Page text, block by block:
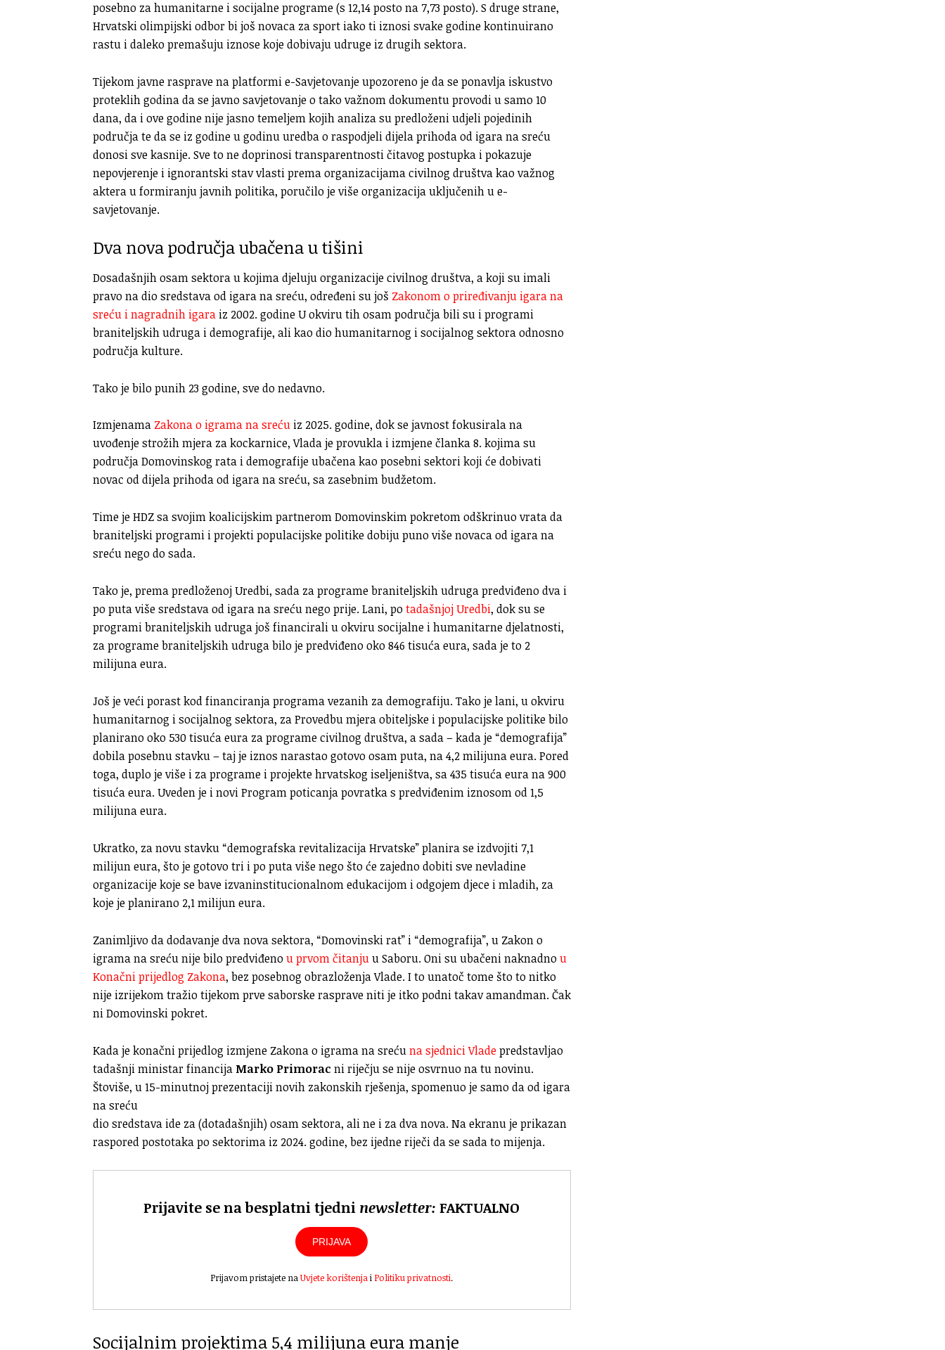
posebno za humanitarne i socijalne programe (s 12,14 posto na 7,73 posto). S druge strane,
Hrvatski olimpijski odbor bi još novaca za sport iako ti iznosi svake godine kontinuirano
rastu i daleko premašuju iznose koje dobivaju udruge iz drugih sektora.
Tijekom javne rasprave na platformi e-Savjetovanje upozoreno je da se ponavlja iskustvo
proteklih godina da se javno savjetovanje o tako važnom dokumentu provodi u samo 10
dana, da i ove godine nije jasno temeljem kojih analiza su predloženi udjeli pojedinih
područja te da se iz godine u godinu uredba o raspodjeli dijela prihoda od igara na sreću
donosi sve kasnije. Sve to ne doprinosi transparentnosti čitavog postupka i pokazuje
nepovjerenje i ignorantski stav vlasti prema organizacijama civilnog društva kao važnog
aktera u formiranju javnih politika, poručilo je više organizacija uključenih u e-
savjetovanje.
Dva nova područja ubačena u tišini
Dosadašnjih osam sektora u kojima djeluju organizacije civilnog društva, a koji su imali
pravo na dio sredstava od igara na sreću, određeni su još Zakonom o priređivanju igara na
sreću i nagradnih igara iz 2002. godine U okviru tih osam područja bili su i programi
braniteljskih udruga i demografije, ali kao dio humanitarnog i socijalnog sektora odnosno
područja kulture.
Tako je bilo punih 23 godine, sve do nedavno.
Izmjenama Zakona o igrama na sreću iz 2025. godine, dok se javnost fokusirala na
uvođenje strožih mjera za kockarnice, Vlada je provukla i izmjene članka 8. kojima su
područja Domovinskog rata i demografije ubačena kao posebni sektori koji će dobivati
novac od dijela prihoda od igara na sreću, sa zasebnim budžetom.
Time je HDZ sa svojim koalicijskim partnerom Domovinskim pokretom odškrinuo vrata da
braniteljski programi i projekti populacijske politike dobiju puno više novaca od igara na
sreću nego do sada.
Tako je, prema predloženoj Uredbi, sada za programe braniteljskih udruga predviđeno dva i
po puta više sredstava od igara na sreću nego prije. Lani, potadašnjoj Uredbi, dok su se
programi braniteljskih udruga još financirali u okviru socijalne i humanitarne djelatnosti,
za programe braniteljskih udruga bilo je predviđeno oko 846 tisuća eura, sada je to 2
milijuna eura.
Još je veći porast kod financiranja programa vezanih za demografiju. Tako je lani, u okviru
humanitarnog i socijalnog sektora, za Provedbu mjera obiteljske i populacijske politike bilo
planirano oko 530 tisuća eura za programe civilnog društva, a sada – kada je “demografija”
dobila posebnu stavku – taj je iznos narastao gotovo osam puta, na 4,2 milijuna eura. Pored
toga, duplo je više i za programe i projekte hrvatskog iseljeništva, sa 435 tisuća eura na 900
tisuća eura. Uveden je i novi Program poticanja povratka s predviđenim iznosom od 1,5
milijuna eura.
Ukratko, za novu stavku “demografska revitalizacija Hrvatske” planira se izdvojiti 7,1
milijun eura, što je gotovo tri i po puta više nego što će zajedno dobiti sve nevladine
organizacije koje se bave izvaninstitucionalnom edukacijom i odgojem djece i mladih, za
koje je planirano 2,1 milijun eura.
Zanimljivo da dodavanje dva nova sektora, “Domovinski rat” i “demografija”, u Zakon o
igrama na sreću nije bilo predviđenou prvom čitanjuu Saboru. Oni su ubačeni naknadnou
Konačni prijedlog Zakona, bez posebnog obrazloženja Vlade. I to unatoč tome što to nitko
nije izrijekom tražio tijekom prve saborske rasprave niti je itko podni takav amandman. Čak
ni Domovinski pokret.
Kada je konačni prijedlog izmjene Zakona o igrama na srećuna sjednici Vladepredstavljao
tadašnji ministar financija Marko Primorac ni riječju se nije osvrnuo na tu novinu.
Štoviše, u 15-minutnoj prezentaciji novih zakonskih rješenja, spomenuo je samo da od igara
na sreću
dio sredstava ide za (dotadašnjih) osam sektora, ali ne i za dva nova. Na ekranu je prikazan
raspored postotaka po sektorima iz 2024. godine, bez ijedne riječi da se sada to mijenja.
Prijavite se na besplatni tjedni newsletter: FAKTUALNO
PRIJAVA
Prijavom pristajete naUvjete korištenja i Politiku privatnosti.
Socijalnim projektima 5,4 milijuna eura manje